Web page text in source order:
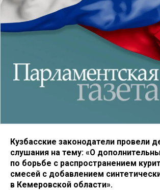
Кузбасские законодатели провели
слушания на тему: «О
по борьбе с распространением
смесей с добавлением
в Кемеровской области».